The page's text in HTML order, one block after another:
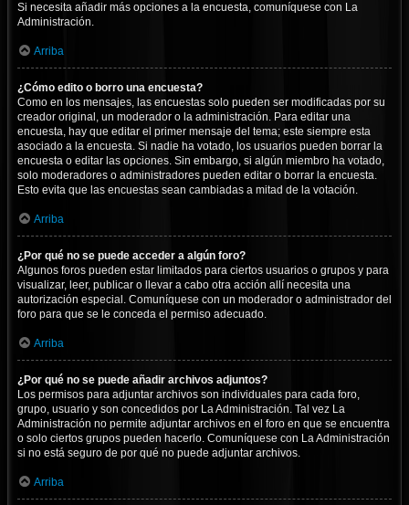
Si necesita añadir más opciones a la encuesta, comuníquese con La
Administración.
Arriba
¿Cómo edito o borro una encuesta?
Como en los mensajes, las encuestas solo pueden ser modificadas por su
creador original, un moderador o la administración. Para editar una
encuesta, hay que editar el primer mensaje del tema; este siempre esta
asociado a la encuesta. Si nadie ha votado, los usuarios pueden borrar la
encuesta o editar las opciones. Sin embargo, si algún miembro ha votado,
solo moderadores o administradores pueden editar o borrar la encuesta.
Esto evita que las encuestas sean cambiadas a mitad de la votación.
Arriba
¿Por qué no se puede acceder a algún foro?
Algunos foros pueden estar limitados para ciertos usuarios o grupos y para
visualizar, leer, publicar o llevar a cabo otra acción allí necesita una
autorización especial. Comuníquese con un moderador o administrador del
foro para que se le conceda el permiso adecuado.
Arriba
¿Por qué no se puede añadir archivos adjuntos?
Los permisos para adjuntar archivos son individuales para cada foro,
grupo, usuario y son concedidos por La Administración. Tal vez La
Administración no permite adjuntar archivos en el foro en que se encuentra
o solo ciertos grupos pueden hacerlo. Comuníquese con La Administración
si no está seguro de por qué no puede adjuntar archivos.
Arriba